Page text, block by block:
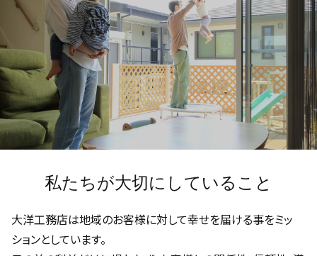
私たちが大切にしていること
大洋工務店は地域のお客様に対して幸せを届ける事をミッ
ションとしています。